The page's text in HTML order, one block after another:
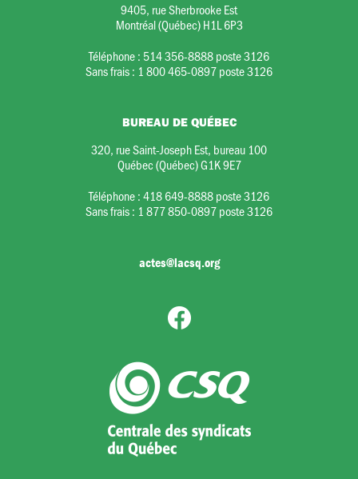
9405, rue Sherbrooke Est
Montréal (Québec) H1L 6P3
Téléphone : 514 356-8888 poste 3126
Sans frais : 1 800 465-0897 poste 3126
BUREAU DE QUÉBEC
320, rue Saint-Joseph Est, bureau 100
Québec (Québec) G1K 9E7
Téléphone :418 649-8888 poste 3126
Sans frais : 1 877 850-0897 poste 3126
actes@lacsq.org